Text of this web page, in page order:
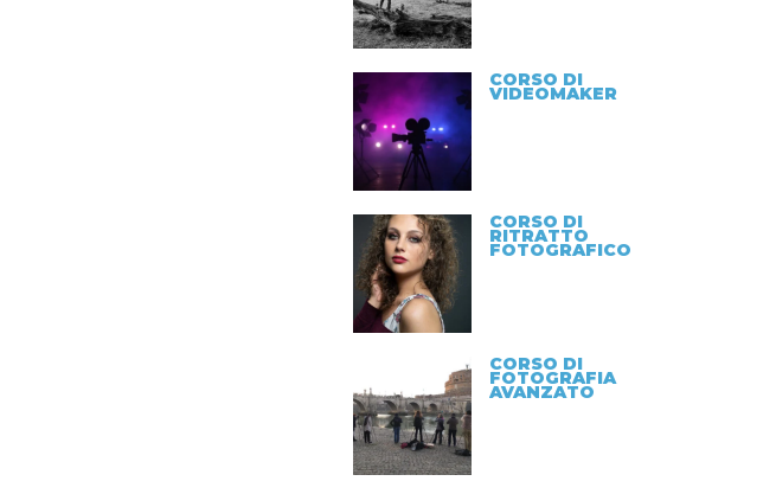
CORSO DI
VIDEOMAKER
CORSO DI
RITRATTO
FOTOGRAFICO
CORSO DI
FOTOGRAFIA
AVANZATO